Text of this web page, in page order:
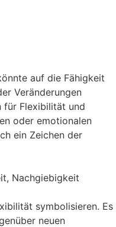
auf die Fähigkeit
Veränderungen
für Flexibilität und
oder emotionalen
ein Zeichen der
Nachgiebigkeit
symbolisieren. Es
neuen